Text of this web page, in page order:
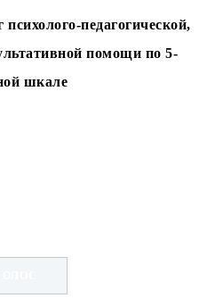
педагогической,
помощи по 5-
шкале